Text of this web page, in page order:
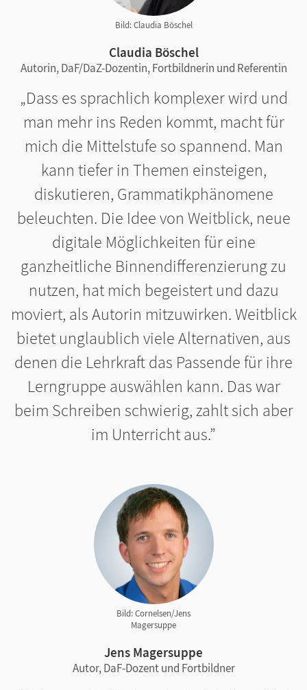
Bild: Claudia Böschel
Claudia Böschel
Autorin, DaF/DaZ-Dozentin, Fortbildnerin und Referentin
Dass es sprachlich komplexer wird und
man mehr ins Reden kommt, macht für
mich die Mittelstufe so spannend. Man
kann tiefer in Themen einsteigen,
diskutieren, Grammatikphänomene
beleuchten. Die Idee von Weitblick, neue
digitale Möglichkeiten für eine
ganzheitliche Binnendifferenzierung zu
nutzen, hat mich begeistert und dazu
moviert, als Autorin mitzuwirken. Weitblick
bietet unglaublich viele Alternativen, aus
denen die Lehrkraft das Passende für ihre
Lerngruppe auswählen kann. Das war
beim Schreiben schwierig, zahlt sich aber
im Unterricht aus.
Bild: Cornelsen/Jens
Magersuppe
Jens Magersuppe
Autor, DaF-Dozent und Fortbildner